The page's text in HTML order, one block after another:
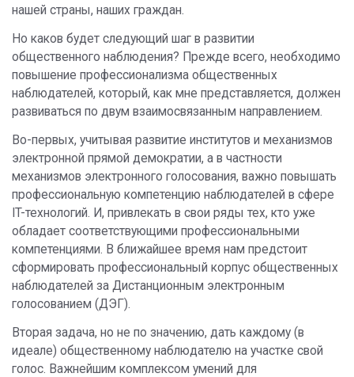
нашей страны, наших граждан.
Но каков будет следующий шаг в развитии
общественного наблюдения? Прежде всего, необходимо
повышение профессионализма общественных
наблюдателей, который, как мне представляется, должен
развиваться по двум взаимосвязанным направлением.
Во-первых, учитывая развитие институтов и механизмов
электронной прямой демократии, а в частности
механизмов электронного голосования, важно повышать
профессиональную компетенцию наблюдателей в сфере
IT-технологий. И, привлекать в свои ряды тех, кто уже
обладает соответствующими профессиональными
компетенциями. В ближайшее время нам предстоит
сформировать профессиональный корпус общественных
наблюдателей за Дистанционным электронным
голосованием (ДЭГ).
Вторая задача, но не по значению, дать каждому (в
идеале) общественному наблюдателю на участке свой
голос. Важнейшим комплексом умений для